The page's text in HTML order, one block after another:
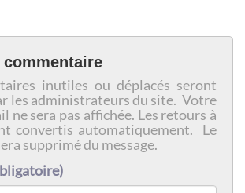
inutiles ou déplacés seront
les administrateurs du site. Votre
ne sera pas affichée. Les retours à
convertis automatiquement. Le
supprimé du message.